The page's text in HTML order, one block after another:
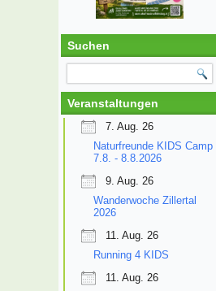
Suchen
Veranstaltungen
7. Aug. 26
Naturfreunde KIDS Camp
7.8. - 8.8.2026
9. Aug. 26
Wanderwoche Zillertal
2026
11. Aug. 26
Running 4 KIDS
11. Aug. 26